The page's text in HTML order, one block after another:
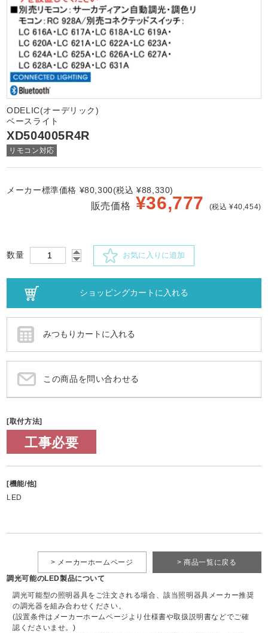
ODELIC(オーデリック)
ベースライト
XD504005R4R
リモコン対応
メーカー標準価格 ¥80,300(税込 ¥88,330)
販売価格 ¥36,777 (税込 ¥40,454)
数量 お気に入りに追加
この商品を問い合わせる
[取付方法]
工事必要
[機能/他]
LED
> 商品一覧に戻る
> メーカーホームページ
調光可能のLED製品について
調光可能型の照明器具をご注文される場合、該当照明器具メーカー推奨
の調光器を組み合わせください。
(設置条件はメーカーホームページより仕様書や取扱説明書などでご確
認くださいませ。)